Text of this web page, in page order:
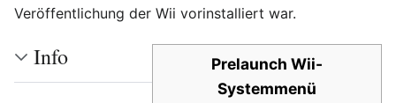
Veröffentlichung der Wii vorinstalliert war.
Prelaunch Wii-
Systemmenü
Info